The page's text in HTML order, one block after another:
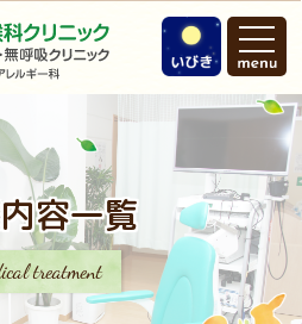
容⼀覧
treatment